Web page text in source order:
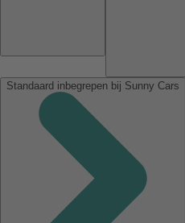
Standaard inbegrepen bij Sunny Cars